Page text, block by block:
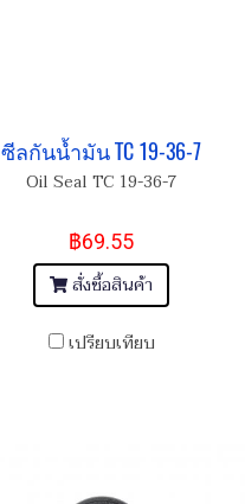
ซีลกันน้ำมัน TC 19-36-7
Oil Seal TC 19-36-7
฿69.55
สั่งซื้อสินค้า
เปรียบเทียบ